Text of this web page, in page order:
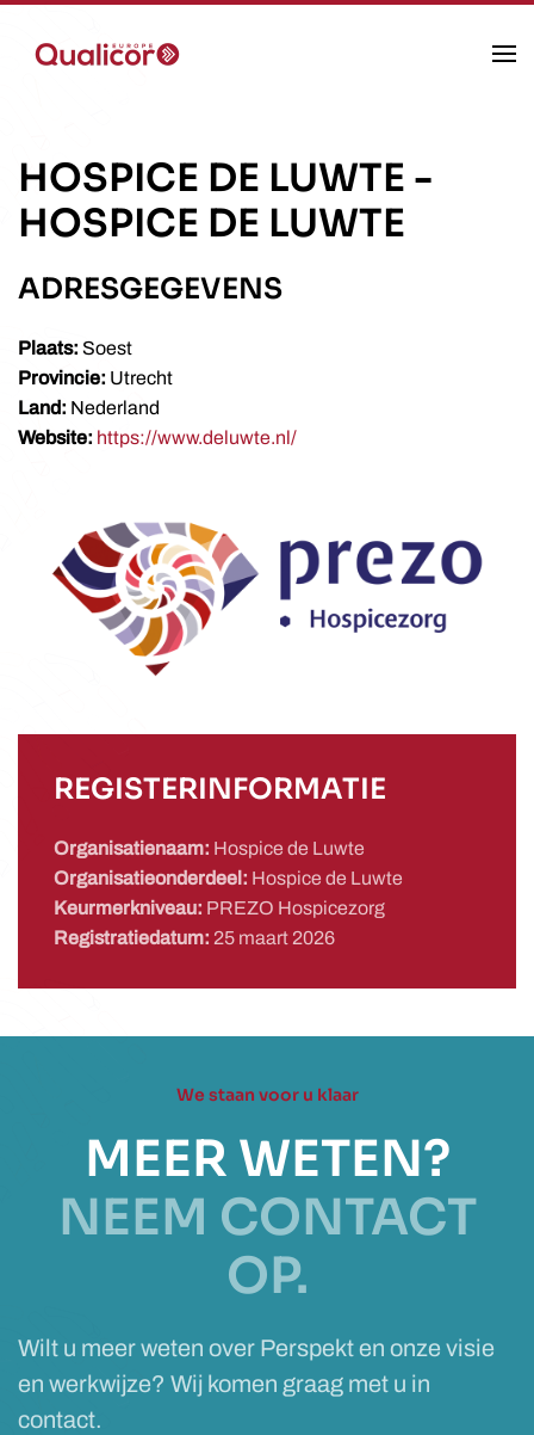
Skip to main content
HOSPICE DE LUWTE -
HOSPICE DE LUWTE
ADRESGEGEVENS
Plaats: Soest
Provincie: Utrecht
Land: Nederland
Website: https://www.deluwte.nl/
REGISTERINFORMATIE
Organisatienaam: Hospice de Luwte
Organisatieonderdeel: Hospice de Luwte
Keurmerkniveau: PREZO Hospicezorg
Registratiedatum: 25 maart 2026
We staan voor u klaar
MEER WETEN?
NEEM CONTACT
OP.
Wilt u meer weten over Perspekt en onze visie
en werkwijze? Wij komen graag met u in
contact.